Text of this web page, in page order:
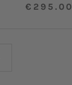
€295.00